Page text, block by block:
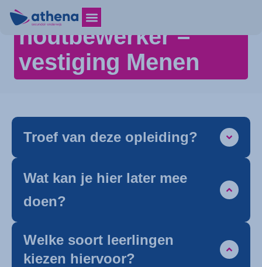
Machinaal
houtbewerker –
vestiging Menen
Troef van deze opleiding?
Wat kan je hier later mee
doen?
Welke soort leerlingen
kiezen hiervoor?